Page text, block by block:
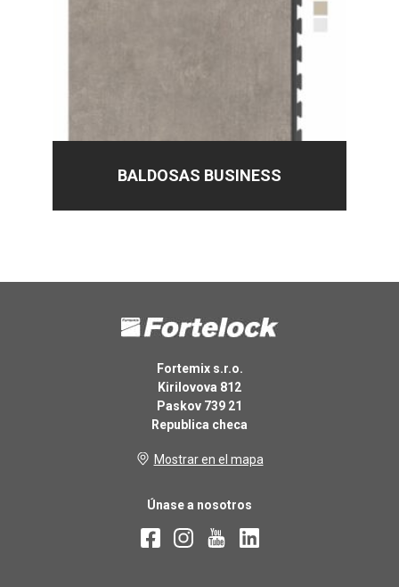
BALDOSAS BUSINESS
Fortemix s.r.o.
Kirilovova 812
Paskov 739 21
Republica checa
Mostrar en el mapa
Únase a nosotros